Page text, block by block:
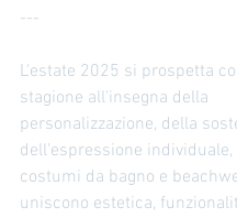
---
L'estate 2025 si prospetta
stagione all'insegna della
personalizzazione, della
dell'espressione individuale,
costumi da bagno e
uniscono estetica,